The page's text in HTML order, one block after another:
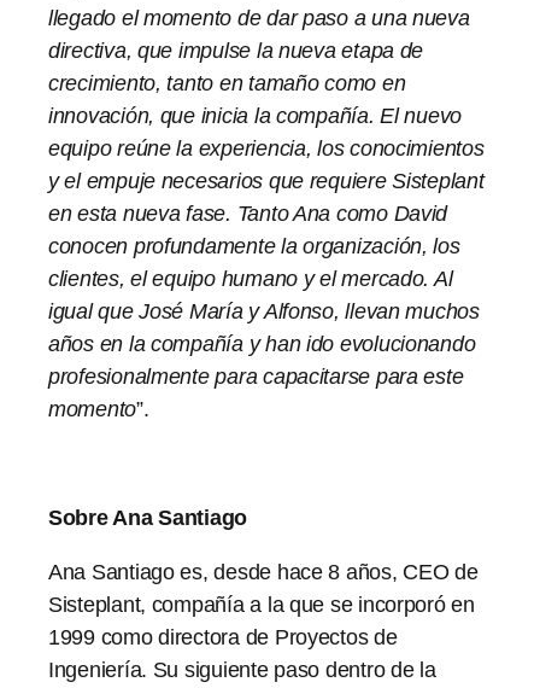
llegado el momento de dar paso a una nueva
directiva, que impulse la nueva etapa de
crecimiento, tanto en tamaño como en
innovación, que inicia la compañía. El nuevo
equipo reúne la experiencia, los conocimientos
y el empuje necesarios que requiere Sisteplant
en esta nueva fase. Tanto Ana como David
conocen profundamente la organización, los
clientes, el equipo humano y el mercado. Al
igual que José María y Alfonso, llevan muchos
años en la compañía y han ido evolucionando
profesionalmente para capacitarse para este
momento”.
Sobre Ana Santiago
Ana Santiago es, desde hace 8 años, CEO de
Sisteplant, compañía a la que se incorporó en
1999 como directora de Proyectos de
Ingeniería. Su siguiente paso dentro de la